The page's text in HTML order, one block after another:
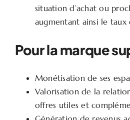
situation d’achat ou
augmentant ainsi le taux
Pour la marque
Monétisation de ses
Valorisation de la
offres utiles et